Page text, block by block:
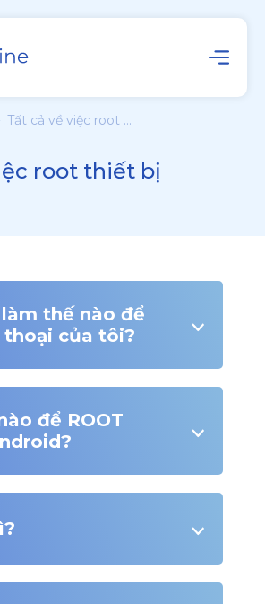
Tất cả về việc root ...
root thiết bị
thế nào để
của tôi?
để ROOT